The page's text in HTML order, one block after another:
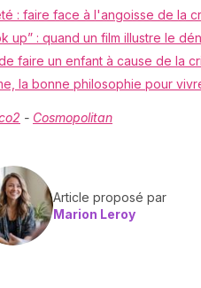
: faire face à l'angoisse de la
up” : quand un film illustre le
faire un enfant à cause de la
la bonne philosophie pour
- Cosmopolitan
Article proposé par
Marion Leroy